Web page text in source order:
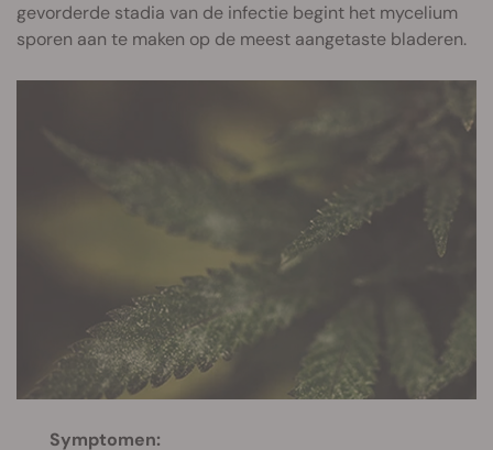
gevorderde stadia van de infectie begint het mycelium
sporen aan te maken op de meest aangetaste bladeren.
Symptomen: